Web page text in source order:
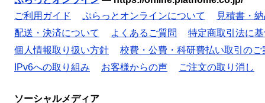
ご利用ガイド
ぷらっとオンラインについて
見積書・
配送・決済について
よくあるご質問
特定商取引法に
個人情報取り扱い方針
校費・公費・科研費払い取引のご
IPv6への取り組み
お客様からの声 ご注文の取り消し
ソーシャルメディア